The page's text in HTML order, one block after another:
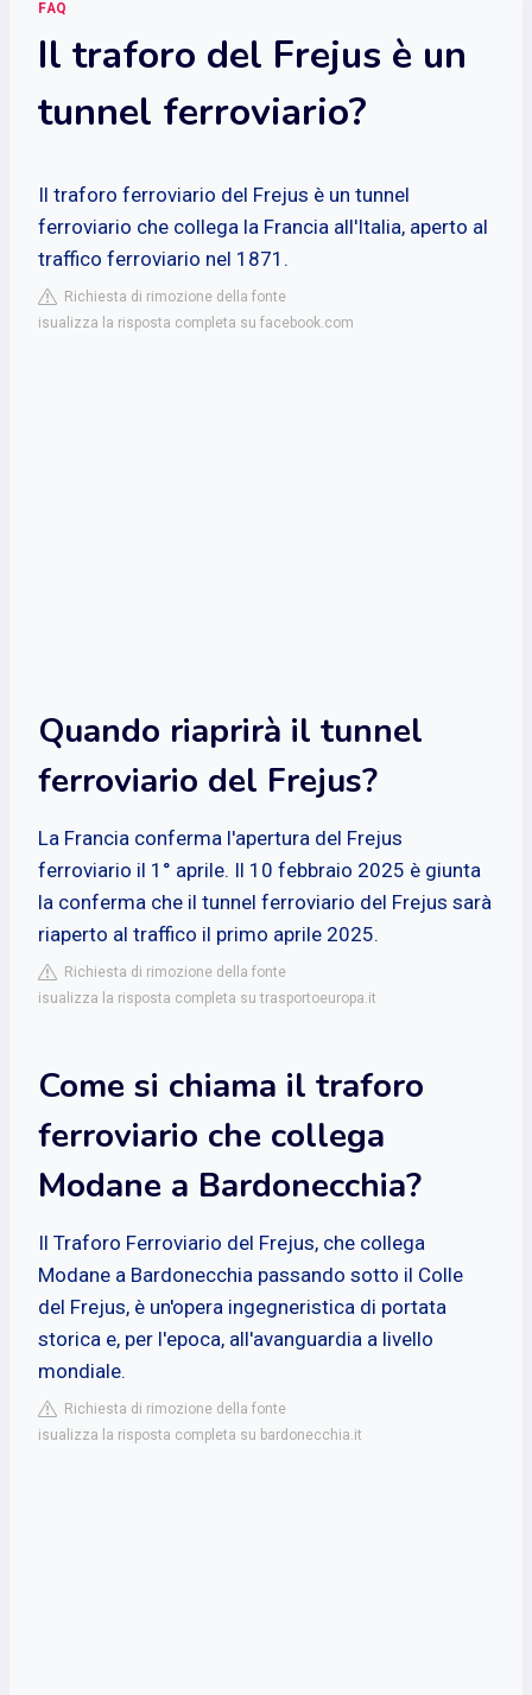
FAQ
Il traforo del Frejus è un
tunnel ferroviario?
Il traforo ferroviario del Frejus è un tunnel
ferroviario che collega la Francia all'Italia, aperto al
traffico ferroviario nel 1871.
Richiesta di rimozione della fonte
isualizza la risposta completa su facebook.com
Quando riaprirà il tunnel
ferroviario del Frejus?
La Francia conferma l'apertura del Frejus
ferroviario il 1° aprile. Il 10 febbraio 2025 è giunta
la conferma che il tunnel ferroviario del Frejus sarà
riaperto al traffico il primo aprile 2025.
Richiesta di rimozione della fonte
isualizza la risposta completa su trasportoeuropa.it
Come si chiama il traforo
ferroviario che collega
Modane a Bardonecchia?
​Il Traforo Ferroviario del Frejus, che collega
Modane a Bardonecchia passando sotto il Colle
del Frejus, è un'opera ingegneristica di portata
storica e, per l'epoca, all'avanguardia a livello
mondiale.
Richiesta di rimozione della fonte
isualizza la risposta completa su bardonecchia.it